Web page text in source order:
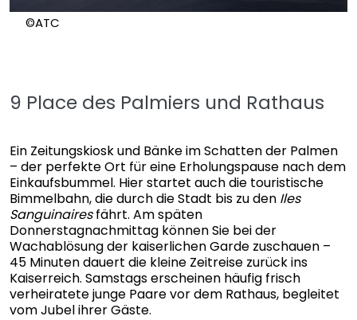
©ATC
9 Place des Palmiers und Rathaus
Ein Zeitungskiosk und Bänke im Schatten der Palmen
– der perfekte Ort für eine Erholungspause nach dem
Einkaufsbummel. Hier startet auch die touristische
Bimmelbahn, die durch die Stadt bis zu den Iles
Sanguinairesfährt. Am späten
Donnerstagnachmittag können Sie bei der
Wachablösung der kaiserlichen Garde zuschauen –
45 Minuten dauert die kleine Zeitreise zurück ins
Kaiserreich. Samstags erscheinen häufig frisch
verheiratete junge Paare vor dem Rathaus, begleitet
vom Jubel ihrer Gäste.